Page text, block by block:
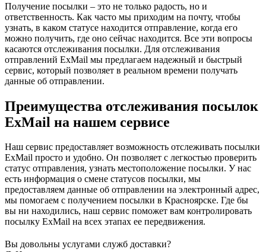
Получение посылки – это не только радость, но и
ответственность. Как часто мы приходим на почту, чтобы
узнать, в каком статусе находится отправление, когда его
можно получить, где оно сейчас находится. Все эти вопросы
касаются отслеживания посылки. Для отслеживания
отправлений ExMail мы предлагаем надежный и быстрый
сервис, который позволяет в реальном времени получать
данные об отправлении.
Преимущества отслеживания посылок
ExMail на нашем сервисе
Наш сервис предоставляет возможность отслеживать посылки
ExMail просто и удобно. Он позволяет с легкостью проверить
статус отправления, узнать местоположение посылки. У нас
есть информация о смене статусов посылки, мы
предоставляем данные об отправлении на электронный адрес,
мы помогаем с получением посылки в Красноярске. Где бы
вы ни находились, наш сервис поможет вам контролировать
посылку ExMail на всех этапах ее передвижения.
Вы довольны услугами служб доставки?